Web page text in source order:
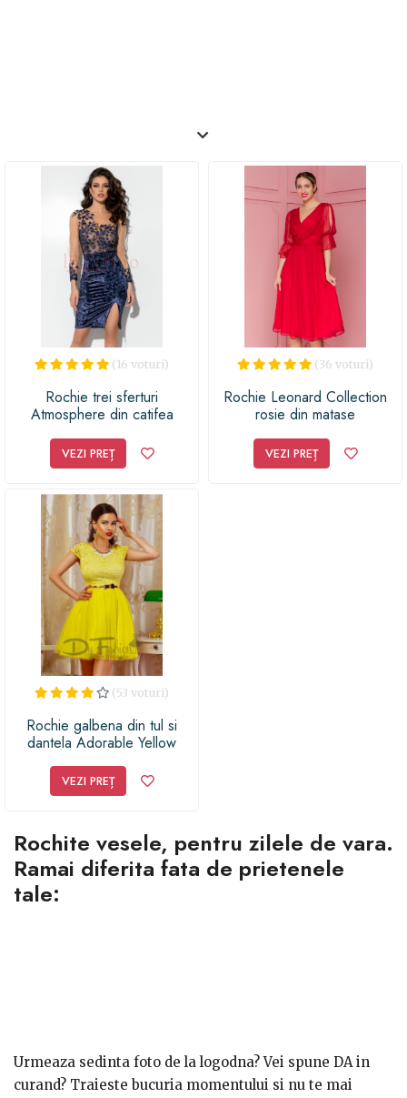
(16 voturi)
Rochie trei sferturi
Atmosphere din catifea
aplicata la bust
VEZI PREȚ
(36 voturi)
Rochie Leonard Collection
rosie din matase
VEZI PREȚ
(53 voturi)
Rochie galbena din tul si
dantela Adorable Yellow
VEZI PREȚ
Rochite vesele, pentru zilele de vara.
Ramai diferita fata de prietenele
tale:
Urmeaza sedinta foto de la logodna? Vei spune DA in
curand? Traieste bucuria momentului si nu te mai